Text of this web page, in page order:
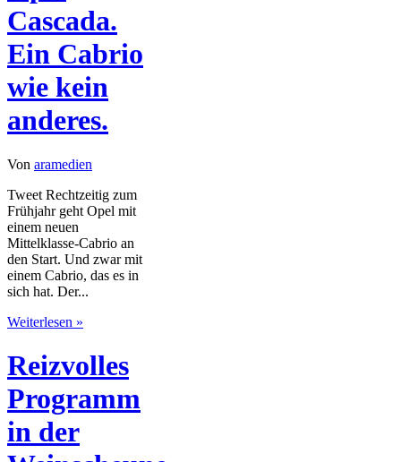
Cascada.
Ein Cabrio
wie kein
anderes.
Von aramedien
Tweet Rechtzeitig zum
Frühjahr geht Opel mit
einem neuen
Mittelklasse-Cabrio an
den Start. Und zwar mit
einem Cabrio, das es in
sich hat. Der...
Weiterlesen »
Reizvolles
Programm
in der